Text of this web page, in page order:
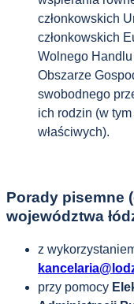
członkowskich
członkowskich
Wolnego
Obszarze
swobodnego
ich rodzin (w
właściwych).
Porady pisemne
województwa
z
przy pomocy